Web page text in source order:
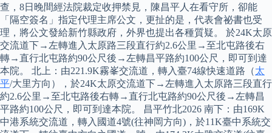
查，8日晚間經法院裁定收押禁見，陳昌平人在看守所，卻能
「隔空簽名」指定代理主席公文，更扯的是，代表會祕書也受
理，將公文發給新竹縣政府，外界也提出各種質疑。 於24K太原
交流道下→左轉進入太原路三段直行約2.6公里→至北屯路後右
轉→直行北屯路約90公尺後→左轉昌平路約100公尺，即可到達
本院。 北上：由221.9K霧峯交流道，轉入臺74線快速道路（太
平/大里方向），於24K太原交流道下→左轉進入太原路三段直行
約2.6公里→至北屯路後右轉→直行北屯路約90公尺後→左轉昌
平路約100公尺，即可到達本院。 昌平竹北2026 南下：由169K
中港系統交流道，轉入國道4號(往神岡方向)，於11K臺中系統交